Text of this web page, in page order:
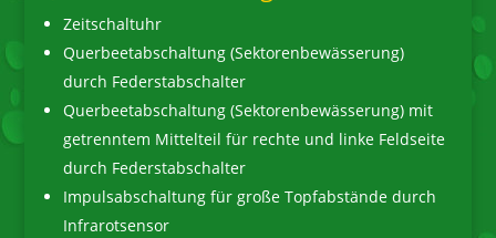
Zeitschaltuhr
Querbeetabschaltung (Sektorenbewässerung)
durch Federstabschalter
Querbeetabschaltung (Sektorenbewässerung) mit
getrenntem Mittelteil für rechte und linke Feldseite
durch Federstabschalter
Impulsabschaltung für große Topfabstände durch
Infrarotsensor